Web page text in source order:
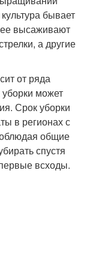
бывает
высаживают
а другие
от ряда
может
Срок уборки
в регионах с
общие
спустя
всходы.